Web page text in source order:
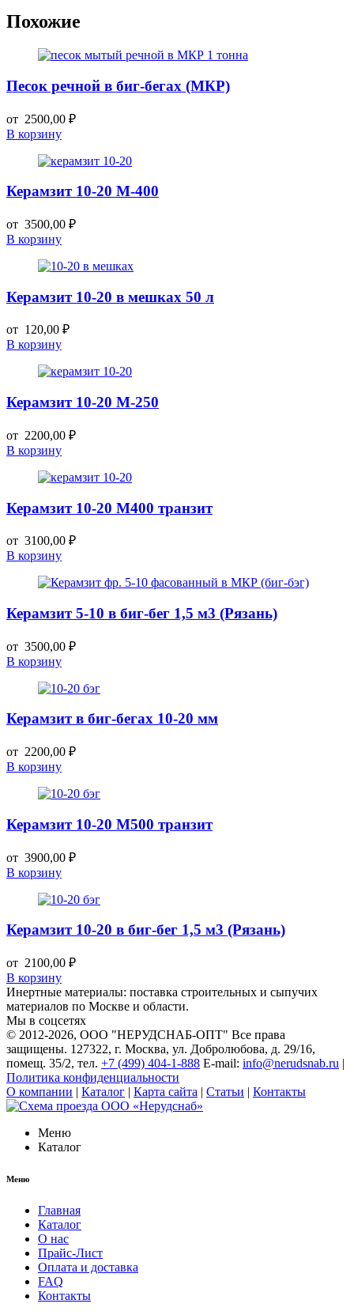
Похожие
Песок речной в биг-бегах (МКР)
от 2500,00 ₽
В корзину
Керамзит 10-20 М-400
от 3500,00 ₽
В корзину
Керамзит 10-20 в мешках 50 л
от 120,00 ₽
В корзину
Керамзит 10-20 М-250
от 2200,00 ₽
В корзину
Керамзит 10-20 М400 транзит
от 3100,00 ₽
В корзину
Керамзит 5-10 в биг-бег 1,5 м3 (Рязань)
от 3500,00 ₽
В корзину
Керамзит в биг-бегах 10-20 мм
от 2200,00 ₽
В корзину
Керамзит 10-20 М500 транзит
от 3900,00 ₽
В корзину
Керамзит 10-20 в биг-бег 1,5 м3 (Рязань)
от 2100,00 ₽
В корзину
Инертные материалы: поставка строительных и сыпучих
материалов по Москве и области.
Мы в соцсетях
© 2012-2026, ООО "НЕРУДСНАБ-ОПТ" Все права
защищены. 127322, г. Москва, ул. Добролюбова, д. 29/16,
помещ. 35/2, тел. +7 (499) 404-1-888 E-mail: info@nerudsnab.ru |
Политика конфиденциальности
О компании | Каталог | Карта сайта | Статьи | Контакты
Меню
Каталог
Меню
Главная
Каталог
О нас
Прайс-Лист
Оплата и доставка
FAQ
Контакты